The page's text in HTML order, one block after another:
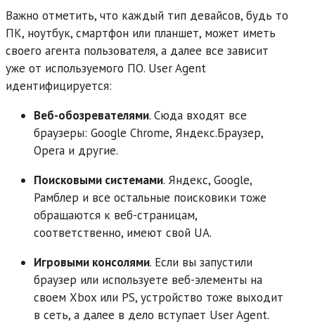
Важно отметить, что каждый тип девайсов, будь то
ПК, ноутбук, смартфон или планшет, может иметь
своего агента пользователя, а далее все зависит
уже от используемого ПО. User Agent
идентифицируется:
Веб-обозревателями. Сюда входят все
браузеры: Google Chrome, Яндекс.Браузер,
Opera и другие.
Поисковыми системами. Яндекс, Google,
Рамблер и все остальные поисковики тоже
обращаются к веб-страницам,
соответственно, имеют свой UA.
Игровыми консолями. Если вы запустили
браузер или используете веб-элементы на
своем Xbox или PS, устройство тоже выходит
в сеть, а далее в дело вступает User Agent.